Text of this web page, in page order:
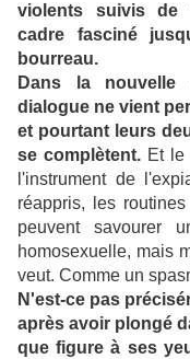
violents suivis de
cadre fasciné
bourreau.
Dans la nouvelle
dialogue ne vient
et pourtant leurs
se complètent. Et le
l'instrument de
réappris, les
peuvent savourer
homosexuelle, mais
veut. Comme un
N'est-ce pas
après avoir plongé
que figure à ses